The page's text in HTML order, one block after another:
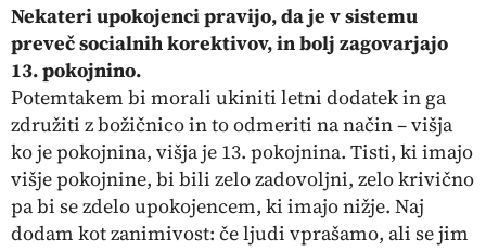
Nekateri upokojenci pravijo, da je v sistemu
preveč socialnih korektivov, in bolj zagovarjajo
13. pokojnino.
Potemtakem bi morali ukiniti letni dodatek in ga
združiti z božičnico in to odmeriti na način – višja
ko je pokojnina, višja je 13. pokojnina. Tisti, ki imajo
višje pokojnine, bi bili zelo zadovoljni, zelo krivično
pa bi se zdelo upokojencem, ki imajo nižje. Naj
dodam kot zanimivost: če ljudi vprašamo, ali se jim